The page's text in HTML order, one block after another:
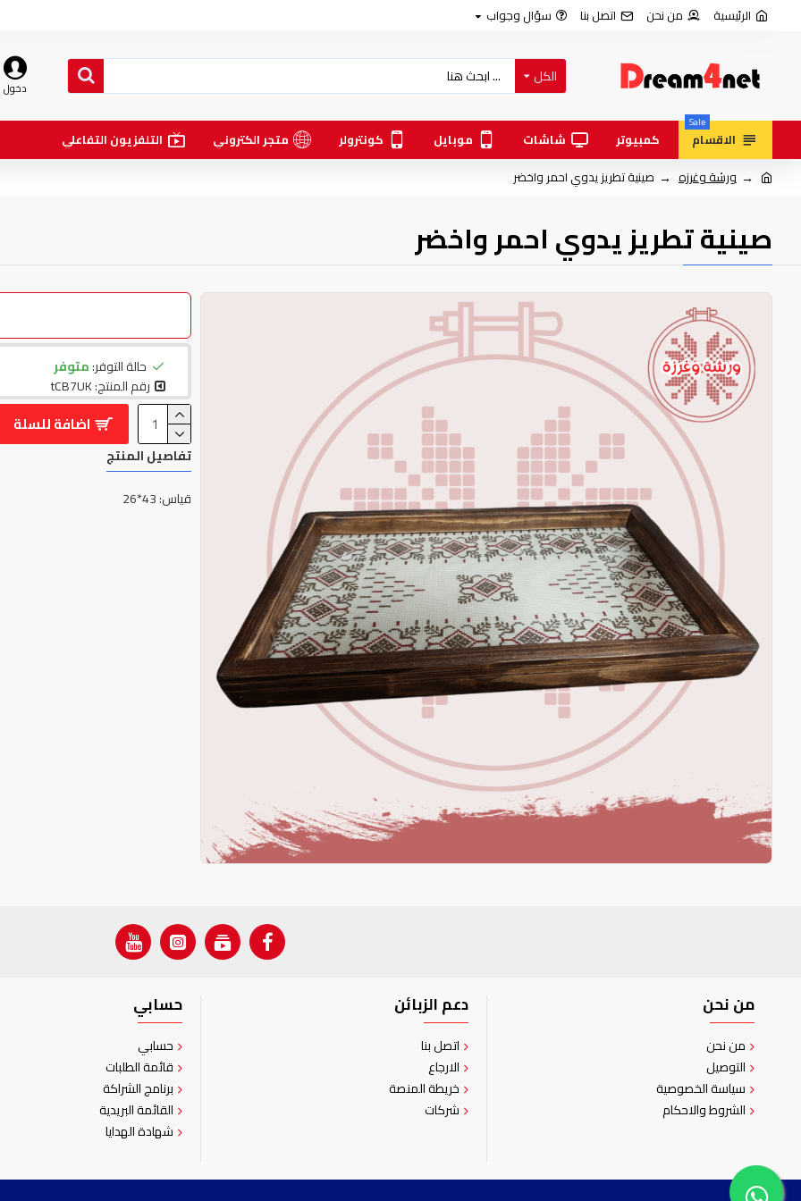
الرئيسية من نحن اتصل بنا سؤال وجواب
الكل
دخول
الاقسام
Sale
كمبيوتر شاشات موبايل كونترولر متجر الكتروني التلفزيون التفاعلي
ورشة وغرزه
صينية تطريز يدوي احمر واخضر
صينية تطريز يدوي احمر واخضر
حالة التوفر:متوفر
رقم المنتج:tCB7UK
اضافة للسلة
تفاصيل المنتج
قياس: 43*26
من نحن
من نحن
التوصيل
سياسة الخصوصية
الشروط والاحكام
دعم الزبائن
اتصل بنا
الارجاع
خريطة المنصة
شركات
حسابي
حسابي
قائمة الطلبات
برنامج الشراكة
القائمة البريدية
شهادة الهدايا